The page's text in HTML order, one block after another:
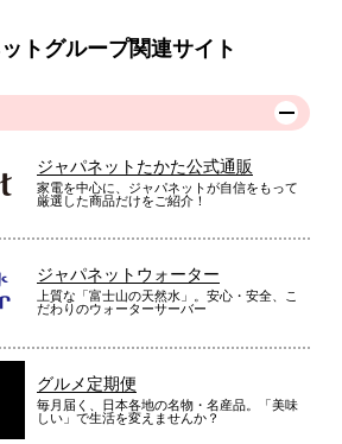
トグループ関連サイト
ジャパネットたかた公式通販
家電を中心に、ジャパネットが自信をもって
厳選した商品だけをご紹介！
ジャパネットウォーター
上質な「富士山の天然水」。安心・安全、こ
だわりのウォーターサーバー
グルメ定期便
毎月届く、日本各地の名物・名産品。「美味
しい」で生活を変えませんか？